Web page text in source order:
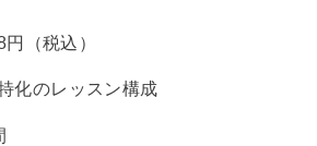
（税込）
化のレッスン構成